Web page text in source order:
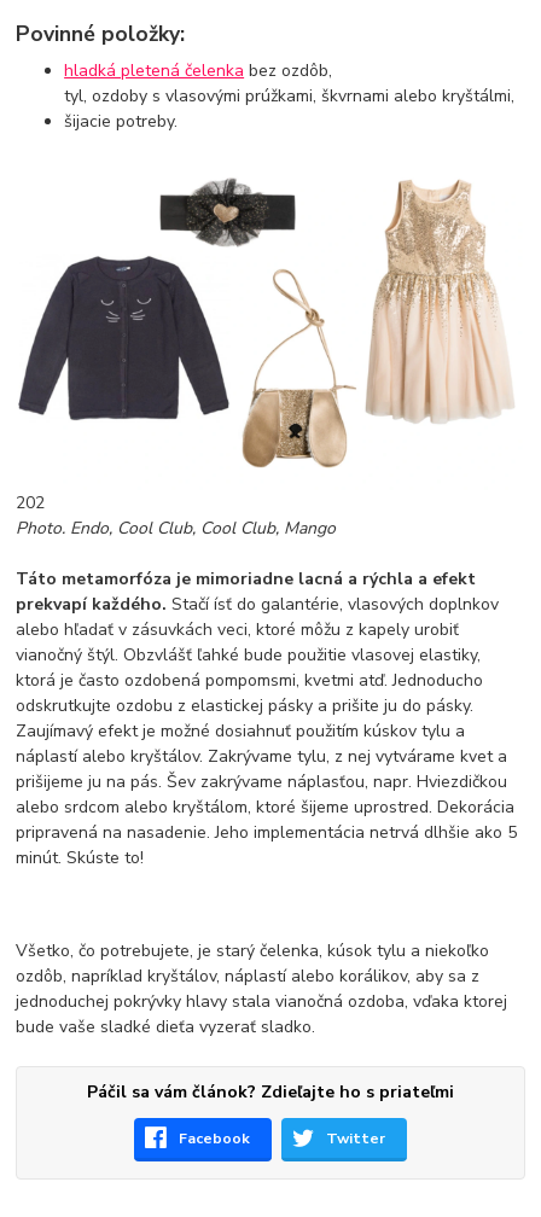
Povinné položky:
hladká pletená čelenka bez ozdôb,
tyl, ozdoby s vlasovými prúžkami, škvrnami alebo kryštálmi,
šijacie potreby.
202
Photo. Endo, Cool Club, Cool Club, Mango
Táto metamorfóza je mimoriadne lacná a rýchla a efekt
prekvapí každého.Stačí ísť do galantérie, vlasových doplnkov
alebo hľadať v zásuvkách veci, ktoré môžu z kapely urobiť
vianočný štýl. Obzvlášť ľahké bude použitie vlasovej elastiky,
ktorá je často ozdobená pompomsmi, kvetmi atď. Jednoducho
odskrutkujte ozdobu z elastickej pásky a prišite ju do pásky.
Zaujímavý efekt je možné dosiahnuť použitím kúskov tylu a
náplastí alebo kryštálov. Zakrývame tylu, z nej vytvárame kvet a
prišijeme ju na pás. Šev zakrývame náplasťou, napr. Hviezdičkou
alebo srdcom alebo kryštálom, ktoré šijeme uprostred. Dekorácia
pripravená na nasadenie. Jeho implementácia netrvá dlhšie ako 5
minút. Skúste to!
Všetko, čo potrebujete, je starý čelenka, kúsok tylu a niekoľko
ozdôb, napríklad kryštálov, náplastí alebo korálikov, aby sa z
jednoduchej pokrývky hlavy stala vianočná ozdoba, vďaka ktorej
bude vaše sladké dieťa vyzerať sladko.
Páčil sa vám článok? Zdieľajte ho s priateľmi
Facebook Twitter